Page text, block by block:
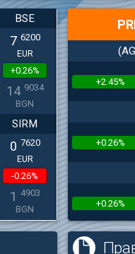
BSE
7 6200
EUR
+0.26%
14 9034
BGN
SIRM
0 7620
EUR
-0.26%
1 4903
BGN
+2.45%
+0.26%
+0.26%